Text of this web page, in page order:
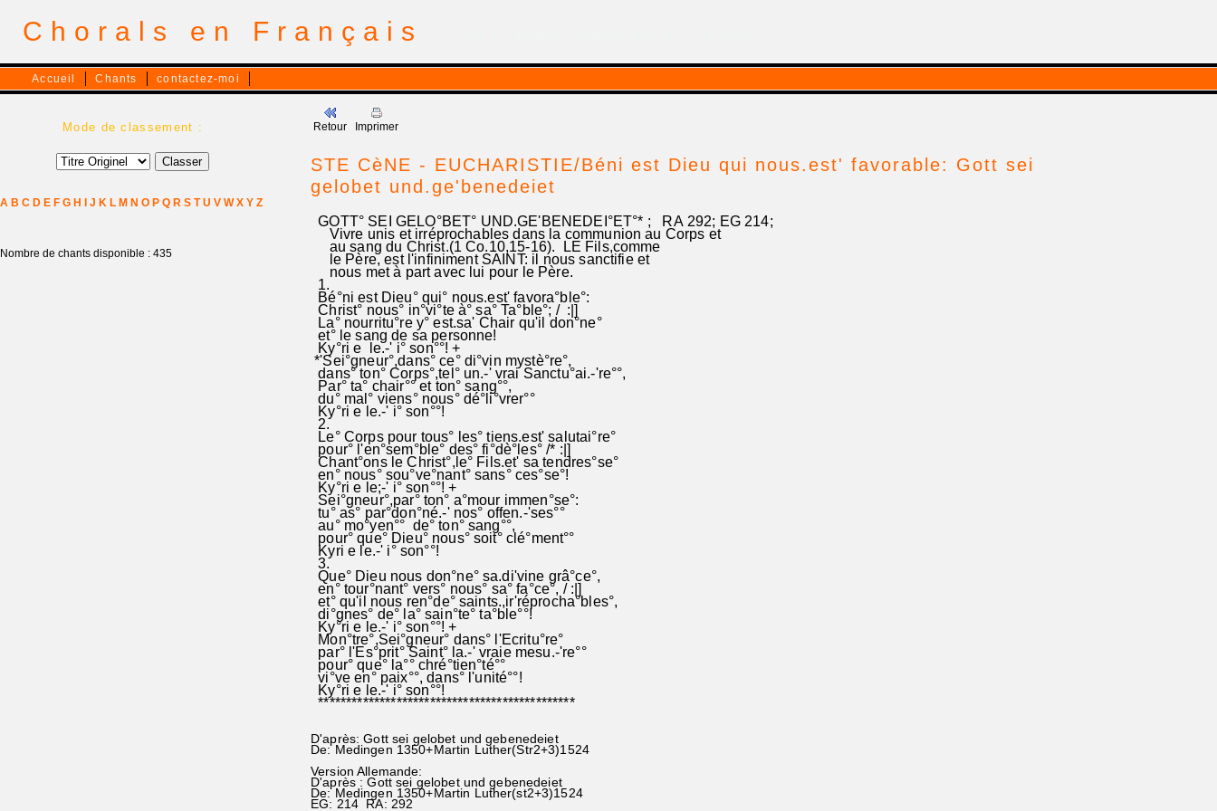
Chorals en Français
Accueil Chants contactez-moi
Mode de classement :
A B C D E F G H J K L M N O P Q R S T U V W X Y Z
Nombre de chants disponible : 435
Retour Imprimer
STE CèNE - EUCHARISTIE/Béni est Dieu qui nous.est' favorable: Gott sei
gelobet und.ge'benedeiet
GOTT° SEI GELO°BET° UND.GE'BENEDEI°ET°* ; RA 292; EG 214;
Vivre unis et irréprochables dans la communion au Corps et
au sang du Christ.(1 Co.10,15-16). LE Fils,comme
le Père, est l'infiniment SAINT: il nous sanctifie et
nous met à part avec lui pour le Père.
1.
Bé°ni est Dieu° qui° nous.est' favora°ble°:
Christ° nous° in°vi°te à° sa° Ta°ble°; / :|]
La° nourritu°re y° est.sa' Chair qu'il don°ne°
et° le sang de sa personne!
Ky°ri e le.-' i° son°°! +
*'Sei°gneur°,dans° ce° di°vin mystè°re°,
dans° ton° Corps°,tel° un.-' vrai Sanctu°ai.-'re°°,
Par° ta° chair°° et ton° sang°°,
du° mal° viens° nous° dé°li°vrer°°
Ky°ri e le.-' i° son°°!
2.
Le° Corps pour tous° les° tiens.est' salutai°re°
pour° l'en°sem°ble° des° fi°dè°les° /* :|]
Chant°ons le Christ°,le° Fils.et' sa tendres°se°
en° nous° sou°ve°nant° sans° ces°se°!
Ky°ri e le;-' i° son°°! +
Sei°gneur°,par° ton° a°mour immen°se°:
tu° as° par°don°né.-' nos° offen.-'ses°°
au° mo°yen°° de° ton° sang°°,
pour° que° Dieu° nous° soit° clé°ment°°
Kyri e le.-' i° son°°!
3.
Que° Dieu nous don°ne° sa.di'vine grâ°ce°,
en° tour°nant° vers° nous° sa° fa°ce°, / :|]
et° qu'il nous ren°de° saints.,ir'réprocha°bles°,
di°gnes° de° la° sain°te° ta°ble°°!
Ky°ri e le.-' i° son°°! +
Mon°tre°,Sei°gneur° dans° l'Ecritu°re°
par° l'Es°prit° Saint° la.-' vraie mesu.-'re°°
pour° que° la°° chré°tien°té°°
vi°ve en° paix°°, dans° l'unité°°!
Ky°ri e le.-' i° son°°!
**********************************************
D'après: Gott sei gelobet und gebenedeiet
De: Medingen 1350+Martin Luther(Str2+3)1524
Version Allemande:
D'après : Gott sei gelobet und gebenedeiet
De: Medingen 1350+Martin Luther(st2+3)1524
EG: 214 RA: 292